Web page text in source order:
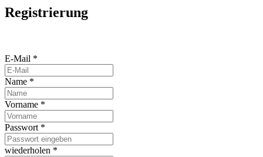
Registrierung
E-Mail *
Name *
Vorname *
Passwort *
wiederholen *